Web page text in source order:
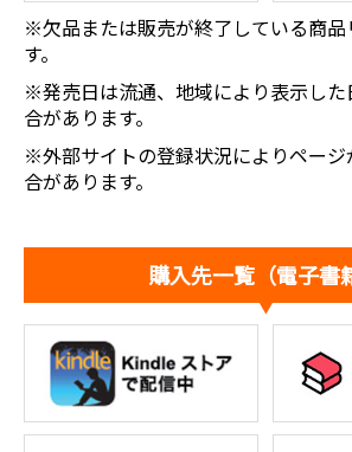
※欠品または販売が終了している商品
す。
※発売日は流通、地域により表示した
合があります。
※外部サイトの登録状況によりページ
合があります。
購入先一覧（電子書